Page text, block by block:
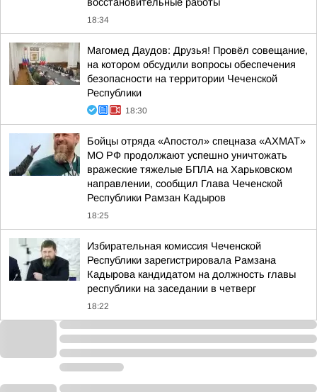
18:34
Магомед Даудов: Друзья! Провёл совещание,
на котором обсудили вопросы обеспечения
безопасности на территории Чеченской
Республики
18:30
Бойцы отряда «Апостол» спецназа «АХМАТ»
МО РФ продолжают успешно уничтожать
вражеские тяжелые БПЛА на Харьковском
направлении, сообщил Глава Чеченской
Республики Рамзан Кадыров
18:25
Избирательная комиссия Чеченской
Республики зарегистрировала Рамзана
Кадырова кандидатом на должность главы
республики на заседании в четверг
18:22